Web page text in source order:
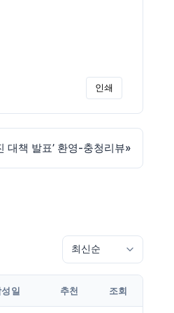
인쇄
대책 발표’ 환영-충청리뷰»
성일 추천 조회